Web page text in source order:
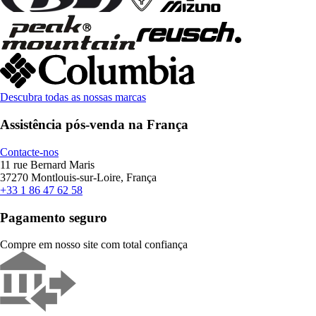
Descubra todas as nossas marcas
Assistência pós-venda na França
Contacte-nos
11 rue Bernard Maris
37270 Montlouis-sur-Loire, França
+33 1 86 47 62 58
Pagamento seguro
Compre em nosso site com total confiança